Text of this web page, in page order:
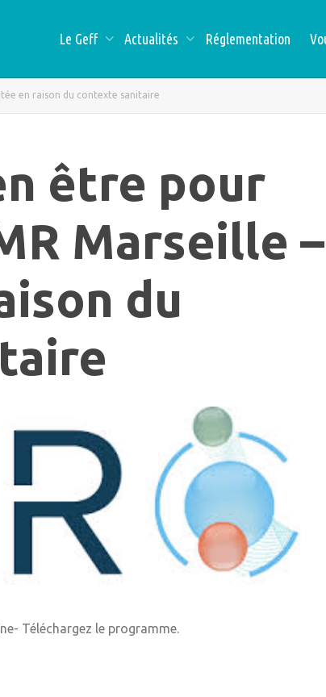
Le Geff Actualités Réglementation
en raison du contexte sanitaire
être pour
Marseille –
du
Téléchargez le programme.